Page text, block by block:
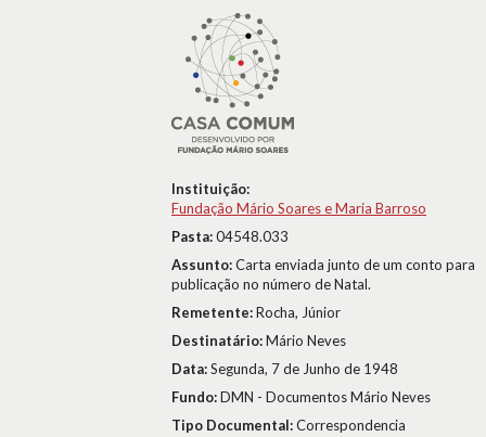
Instituição:
Fundação Mário Soares e Maria Barroso
Pasta:04548.033
Assunto:Carta enviada junto de um conto para
publicação no número de Natal.
Remetente:Rocha, Júnior
Destinatário:Mário Neves
Data:Segunda, 7 de Junho de 1948
Fundo:DMN - Documentos Mário Neves
Tipo Documental:Correspondencia